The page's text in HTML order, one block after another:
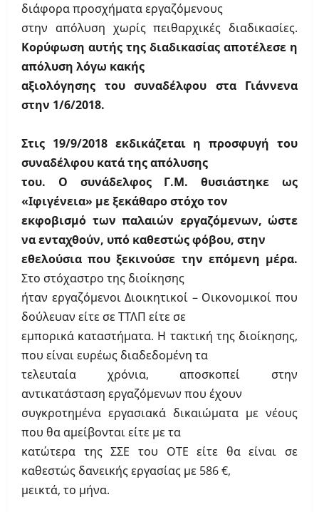
διάφορα προσχήματα εργαζόμενους
στην απόλυση χωρίς πειθαρχικές διαδικασίες.
Κορύφωση αυτής της διαδικασίας αποτέλεσε η
απόλυση λόγω κακής
αξιολόγησης του συναδέλφου στα Γιάννενα
στην 1/6/2018.
Στις 19/9/2018 εκδικάζεται η προσφυγή του
συναδέλφου κατά της απόλυσης
του. Ο συνάδελφος Γ.Μ. θυσιάστηκε ως
«Ιφιγένεια» με ξεκάθαρο στόχο τον
εκφοβισμό των παλαιών εργαζόμενων, ώστε
να ενταχθούν, υπό καθεστώς φόβου, στην
εθελούσια που ξεκινούσε την επόμενη μέρα.
Στο στόχαστρο της διοίκησης
ήταν εργαζόμενοι Διοικητικοί – Οικονομικοί που
δούλευαν είτε σε ΤΤΛΠ είτε σε
εμπορικά καταστήματα. Η τακτική της διοίκησης,
που είναι ευρέως διαδεδομένη τα
τελευταία χρόνια, αποσκοπεί στην
αντικατάσταση εργαζόμενων που έχουν
συγκροτημένα εργασιακά δικαιώματα με νέους
που θα αμείβονται είτε με τα
κατώτερα της ΣΣΕ του ΟΤΕ είτε θα είναι σε
καθεστώς δανεικής εργασίας με 586 €,
μεικτά, το μήνα.